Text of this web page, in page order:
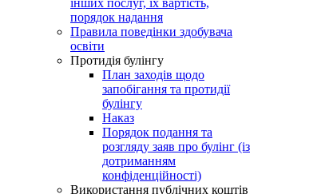
інших послуг, їх вартість,
порядок надання
Правила поведінки здобувача
освіти
Протидія булінгу
План заходів щодо
запобігання та протидії
булінгу
Наказ
Порядок подання та
розгляду заяв про булінг (із
дотриманням
конфіденційності)
Використання публічних коштів